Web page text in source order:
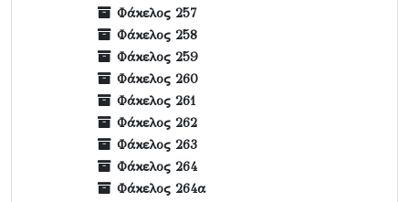
Φάκελος 257
Φάκελος 258
Φάκελος 259
Φάκελος 260
Φάκελος 261
Φάκελος 262
Φάκελος 263
Φάκελος 264
Φάκελος 264α